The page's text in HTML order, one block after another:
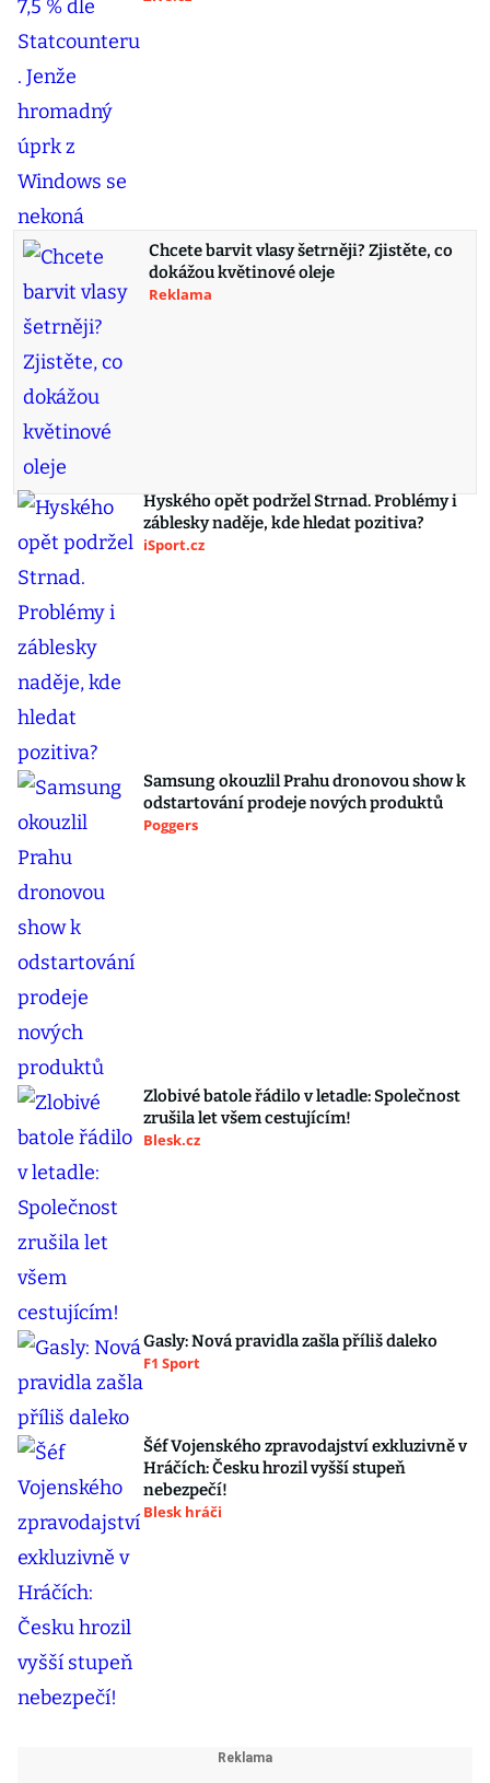
Chcete barvit vlasy šetrněji? Zjistěte, co
dokážou květinové oleje
Reklama
Hyského opět podržel Strnad. Problémy i
záblesky naděje, kde hledat pozitiva?
iSport.cz
Samsung okouzlil Prahu dronovou show k
odstartování prodeje nových produktů
Poggers
Zlobivé batole řádilo v letadle: Společnost
zrušila let všem cestujícím!
Blesk.cz
Gasly: Nová pravidla zašla příliš daleko
F1 Sport
Šéf Vojenského zpravodajství exkluzivně v
Hráčích: Česku hrozil vyšší stupeň
nebezpečí!
Blesk hráči